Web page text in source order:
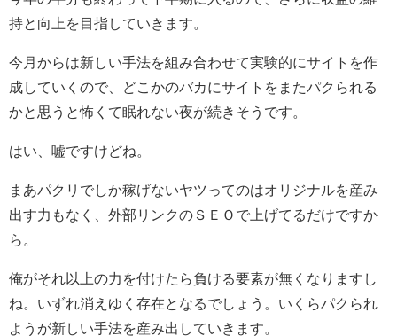
持と向上を目指していきます。
今月からは新しい手法を組み合わせて実験的にサイトを作
成していくので、どこかのバカにサイトをまたパクられる
かと思うと怖くて眠れない夜が続きそうです。
はい、嘘ですけどね。
まあパクリでしか稼げないヤツってのはオリジナルを産み
出す力もなく、外部リンクのＳＥＯで上げてるだけですか
ら。
俺がそれ以上の力を付けたら負ける要素が無くなりますし
ね。いずれ消えゆく存在となるでしょう。いくらパクられ
ようが新しい手法を産み出していきます。